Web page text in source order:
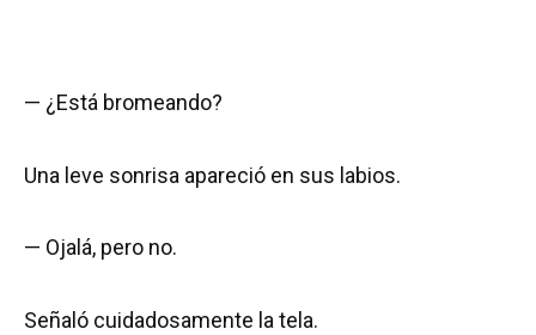
— ¿Está bromeando?
Una leve sonrisa apareció en sus labios.
— Ojalá, pero no.
Señaló cuidadosamente la tela.